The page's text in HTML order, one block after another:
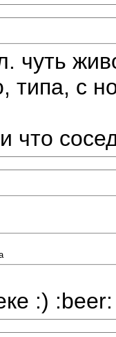
чуть
типа, с
что
:)